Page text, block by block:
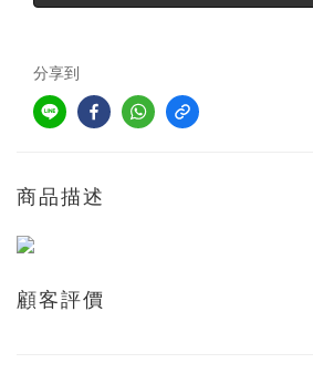
分享到
商品描述
顧客評價